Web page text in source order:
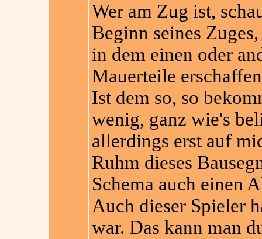
Wer am Zug ist,
Beginn seines
in dem einen oder
Mauerteile
Ist dem so, so
wenig, ganz wie's
allerdings erst auf
Ruhm dieses
Schema auch einen
Auch dieser Spieler
war. Das kann man